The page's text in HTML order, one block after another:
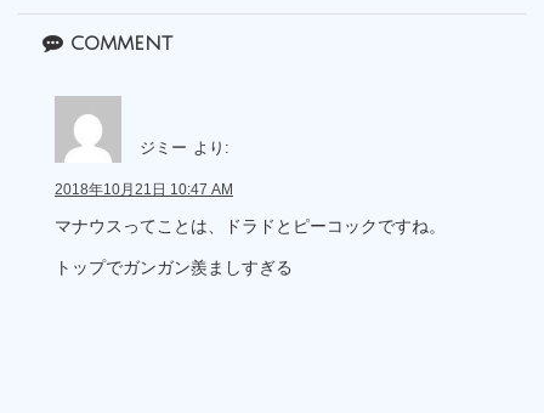
comment
ジミー より:
2018年10月21日 10:47 AM
マナウスってことは、ドラドとピーコックですね。
トップでガンガン羨ましすぎる